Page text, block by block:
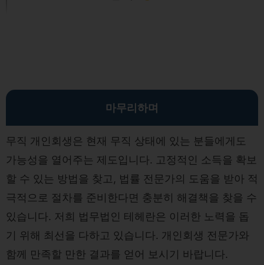
마무리하며
무직 개인회생은 현재 무직 상태에 있는 분들에게도
가능성을 열어주는 제도입니다. 고정적인 소득을 확보
할 수 있는 방법을 찾고, 법률 전문가의 도움을 받아 적
극적으로 절차를 준비한다면 충분히 해결책을 찾을 수
있습니다. 저희 법무법인 테헤란은 이러한 노력을 돕
기 위해 최선을 다하고 있습니다. 개인회생 전문가와
함께 만족할 만한 결과를 얻어 보시기 바랍니다.